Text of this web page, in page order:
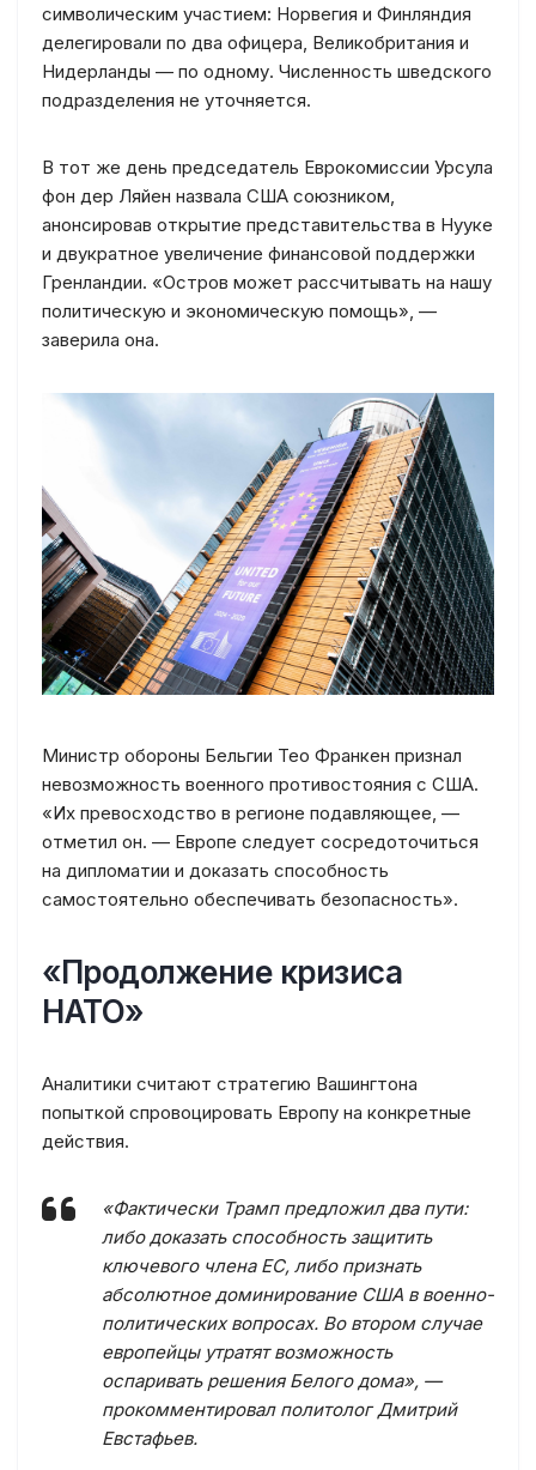
символическим участием: Норвегия и Финляндия
делегировали по два офицера, Великобритания и
Нидерланды — по одному. Численность шведского
подразделения не уточняется.
В тот же день председатель Еврокомиссии Урсула
фон дер Ляйен назвала США союзником,
анонсировав открытие представительства в Нууке
и двукратное увеличение финансовой поддержки
Гренландии. «Остров может рассчитывать на нашу
политическую и экономическую помощь», —
заверила она.
Министр обороны Бельгии Тео Франкен признал
невозможность военного противостояния с США.
«Их превосходство в регионе подавляющее, —
отметил он. — Европе следует сосредоточиться
на дипломатии и доказать способность
самостоятельно обеспечивать безопасность».
«Продолжение кризиса
НАТО»
Аналитики считают стратегию Вашингтона
попыткой спровоцировать Европу на конкретные
действия.
«Фактически Трамп предложил два пути:
либо доказать способность защитить
ключевого члена ЕС, либо признать
абсолютное доминирование США в военно-
политических вопросах. Во втором случае
европейцы утратят возможность
оспаривать решения Белого дома», —
прокомментировал политолог Дмитрий
Евстафьев.